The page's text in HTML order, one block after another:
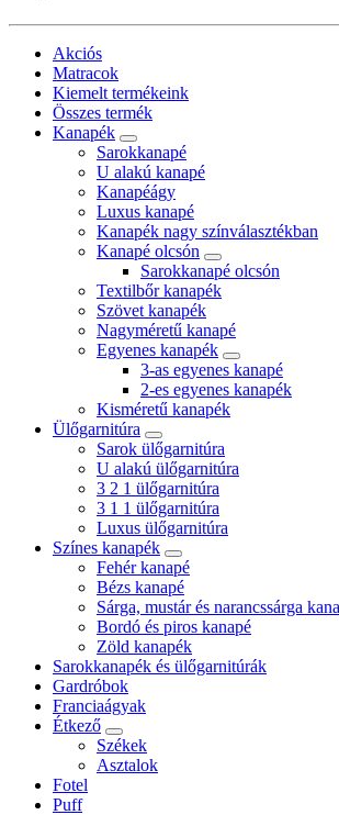
Akciós
Matracok
Kiemelt termékeink
Összes termék
Kanapék
Sarokkanapé
U alakú kanapé
Kanapéágy
Luxus kanapé
Kanapék nagy színválasztékban
Kanapé olcsón
Sarokkanapé olcsón
Textilbőr kanapék
Szövet kanapék
Nagyméretű kanapé
Egyenes kanapék
3-as egyenes kanapé
2-es egyenes kanapék
Kisméretű kanapék
Ülőgarnitúra
Sarok ülőgarnitúra
U alakú ülőgarnitúra
3 2 1 ülőgarnitúra
3 1 1 ülőgarnitúra
Luxus ülőgarnitúra
Színes kanapék
Fehér kanapé
Bézs kanapé
Sárga, mustár és narancssárga
Bordó és piros kanapé
Zöld kanapék
Sarokkanapék és ülőgarnitúrák
Gardróbok
Franciaágyak
Étkező
Székek
Asztalok
Fotel
Puff